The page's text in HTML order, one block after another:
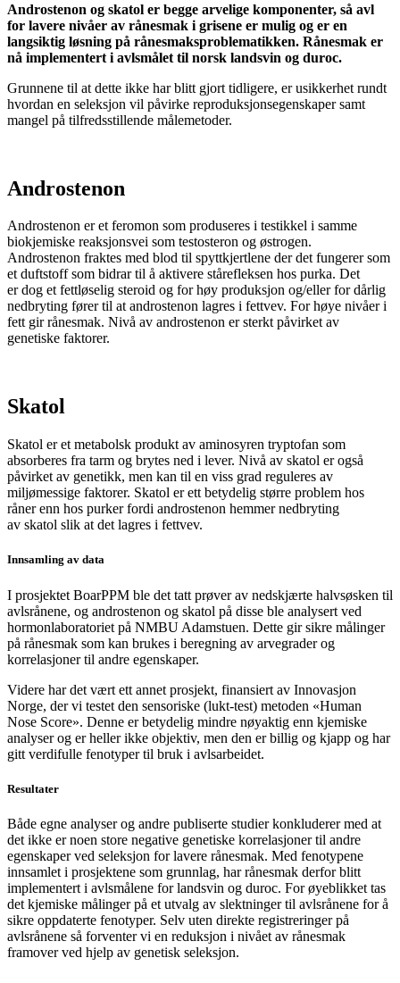
Androstenon og skatol er begge arvelige komponenter, så avl
for lavere nivåer av rånesmak i grisene er mulig og er en
langsiktig løsning på rånesmaksproblematikken. Rånesmak er
nå implementert i avlsmålet til norsk landsvin og duroc.
Grunnene til at dette ikke har blitt gjort tidligere, er usikkerhet rundt
hvordan en seleksjon vil påvirke reproduksjonsegenskaper samt
mangel på tilfredsstillende målemetoder.
Androstenon
Androstenon er et feromon som produseres i testikkel i samme
biokjemiske reaksjonsvei som testosteron og østrogen.
Androstenon fraktes med blod til spyttkjertlene der det fungerer som
et duftstoff som bidrar til å aktivere stårefleksen hos purka. Det
er dog et fettløselig steroid og for høy produksjon og/eller for dårlig
nedbryting fører til at androstenon lagres i fettvev. For høye nivåer i
fett gir rånesmak. Nivå av androstenon er sterkt påvirket av
genetiske faktorer.
Skatol
Skatol er et metabolsk produkt av aminosyren tryptofan som
absorberes fra tarm og brytes ned i lever. Nivå av skatol er også
påvirket av genetikk, men kan til en viss grad reguleres av
miljømessige faktorer. Skatol er ett betydelig større problem hos
råner enn hos purker fordi androstenon hemmer nedbryting
av skatol slik at det lagres i fettvev.
Innsamling av data
I prosjektet BoarPPM ble det tatt prøver av nedskjærte halvsøsken til
avlsrånene, og androstenon og skatol på disse ble analysert ved
hormonlaboratoriet på NMBU Adamstuen. Dette gir sikre målinger
på rånesmak som kan brukes i beregning av arvegrader og
korrelasjoner til andre egenskaper.
Videre har det vært ett annet prosjekt, finansiert av Innovasjon
Norge, der vi testet den sensoriske (lukt-test) metoden «Human
Nose Score». Denne er betydelig mindre nøyaktig enn kjemiske
analyser og er heller ikke objektiv, men den er billig og kjapp og har
gitt verdifulle fenotyper til bruk i avlsarbeidet.
Resultater
Både egne analyser og andre publiserte studier konkluderer med at
det ikke er noen store negative genetiske korrelasjoner til andre
egenskaper ved seleksjon for lavere rånesmak. Med fenotypene
innsamlet i prosjektene som grunnlag, har rånesmak derfor blitt
implementert i avlsmålene for landsvin og duroc. For øyeblikket tas
det kjemiske målinger på et utvalg av slektninger til avlsrånene for å
sikre oppdaterte fenotyper. Selv uten direkte registreringer på
avlsrånene så forventer vi en reduksjon i nivået av rånesmak
framover ved hjelp av genetisk seleksjon.